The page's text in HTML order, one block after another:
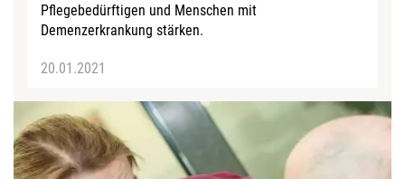
Pflegebedürftigen und Menschen mit
Demenzerkrankung stärken.
20.01.2021